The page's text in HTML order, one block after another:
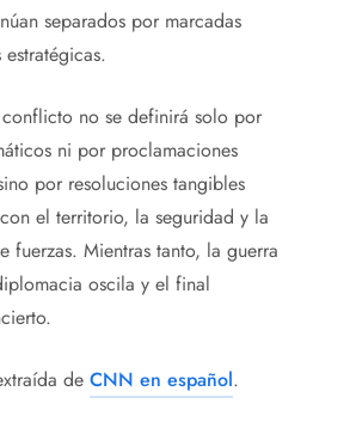
separados por marcadas
no se definirá solo por
ni por proclamaciones
por resoluciones tangibles
el territorio, la seguridad y la
fuerzas. Mientras tanto, la guerra
oscila y el final
de CNN en español.